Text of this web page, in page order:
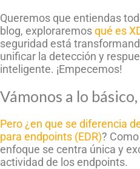
Queremos que entiendas
blog, exploraremosqué es
seguridad está
unificar la detección y
inteligente. ¡Empecemos!
Vámonos a lo básico,
Pero ¿en que se diferencia
para endpoints (EDR)?
enfoque se centra única y
actividad de los endpoints.